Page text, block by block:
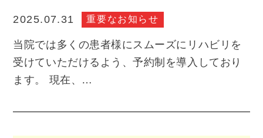
2025.07.31 重要なお知らせ
当院では多くの患者様にスムーズにリハビリを
受けていただけるよう、予約制を導入しており
ます。 現在、…